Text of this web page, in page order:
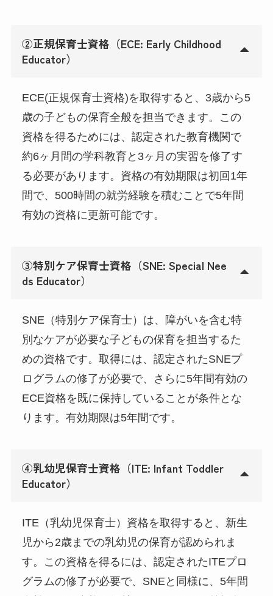
②正規保育士資格（ECE: Early Childhood
Educator）
ECE(正規保育士資格)を取得すると、3歳から5
歳の子どもの保育全般を担当できます。この
資格を得るためには、認定された教育機関で
約6ヶ月間の学科教育と3ヶ月の実習を修了す
る必要があります。資格の有効期限は初回1年
間で、500時間の就労経験を積むことで5年間
有効の資格に更新可能です。
③特別ケア保育士資格（SNE: Special Nee
ds Educator）
SNE（特別ケア保育士）は、障がいを含む特
別なケアが必要な子どもの保育を担当するた
めの資格です。取得には、認定されたSNEプ
ログラムの修了が必要で、さらに5年間有効の
ECE資格を既に保持していることが条件とな
ります。有効期限は5年間です。
④乳幼児保育士資格（ITE: Infant Toddler
Educator）
ITE（乳幼児保育士）資格を取得すると、新生
児から2歳までの乳幼児の保育が認められま
す。この資格を得るには、認定されたITEプロ
グラムの修了が必要で、SNEと同様に、5年間